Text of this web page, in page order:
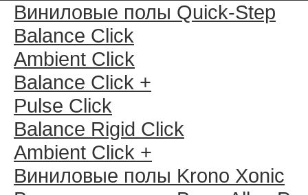
Виниловые полы Quick-Step
Balance Click
Ambient Click
Balance Click +
Pulse Click
Balance Rigid Click
Ambient Click +
Виниловые полы Krono Xonic